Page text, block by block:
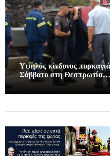
Υψηλός κίνδυνος
Σάββατο στη Θεσπρωτία…